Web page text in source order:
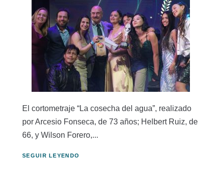
El cortometraje “La cosecha del agua”, realizado
por Arcesio Fonseca, de 73 años; Helbert Ruiz, de
66, y Wilson Forero,...
SEGUIR LEYENDO